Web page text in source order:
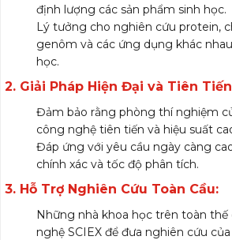
định lượng các sản phẩm sinh học.
Lý tưởng cho nghiên cứu protein,
genôm và các ứng dụng khác
học.
2. Giải Pháp Hiện Đại và Tiên
Đảm bảo rằng phòng thí nghiệm
công nghệ tiên tiến và hiệu suất
Đáp ứng với yêu cầu ngày càng
chính xác và tốc độ phân tích.
3. Hỗ Trợ Nghiên Cứu Toàn Cầu:
Những nhà khoa học trên toàn
nghệ SCIEX để đưa nghiên cứu